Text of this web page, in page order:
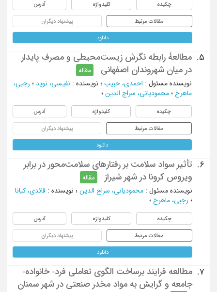
چکیده کلیدواژه آدرس
مقالات مرتبط پیشنهاد دیگران
دانلود
5.
مطالعۀ رابطه نگرش زیست‌محیطی و مصرف پایدار
در میان شهروندان اصفهانی
مقاله
نویسنده مسئول : احمدی، حبیب ؛ نویسنده : نفیسی، نوید ؛ رجبی،
ماهرخ ؛ محمودیانی، سراج الدین ؛
چکیده کلیدواژه آدرس
مقالات مرتبط پیشنهاد دیگران
دانلود
6.
تأثیر سواد سلامت بر رفتارهای سلامت‌محور در برابر
ویروس کرونا در شهر شیراز
مقاله
نویسنده مسئول : محمودیانی، سراج الدین ؛ نویسنده : قائدی، کیانا
؛ رجبی، ماهرخ ؛
چکیده کلیدواژه آدرس
مقالات مرتبط پیشنهاد دیگران
دانلود
7.
مطالعه فرایند برساخت الگوی تعاملی فرد- خانواده-
جامعه و گرایش به مواد مخدر صنعتی در شهر سمنان